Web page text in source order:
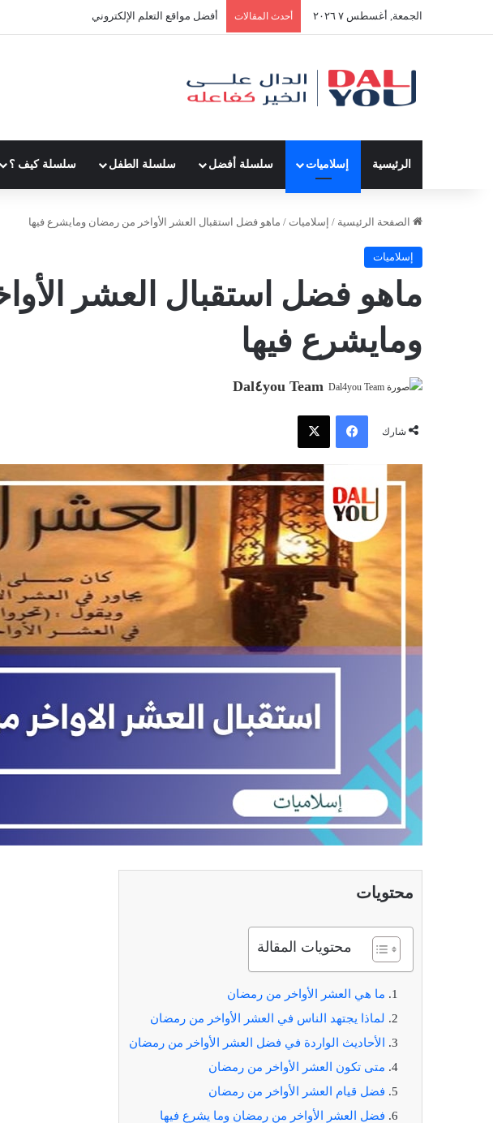
الجمعة, أغسطس ٧ ٢٠٢٦ أحدث المقالات أفضل النصائح لإدارة الوقت بفعالية
الرئيسية إسلاميات سلسلة أفضل سلسلة الطفل سلسلة كيف ؟
الصفحة الرئيسية / إسلاميات / ماهو فضل استقبال العشر الأواخر من رمضان ومايشرع فيها
إسلاميات
ماهو فضل استقبال العشر
ومايشرع فيها
Dal٤you Team
شارك
فيسبوك
محتويات
محتويات المقالة
ما هي العشر الأواخر من رمضان
لماذا يجتهد الناس في العشر الأواخر من رمضان
الأحاديث الواردة في فضل العشر الأواخر من رمضان
متى تكون العشر الأواخر من رمضان
فضل قيام العشر الأواخر من رمضان
فضل العشر الأواخر من رمضان وما يشرع فيها